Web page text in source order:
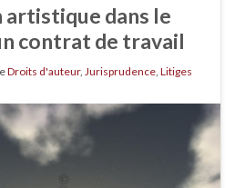
dans le
contrat de travail
Droits d'auteur, Jurisprudence Litiges